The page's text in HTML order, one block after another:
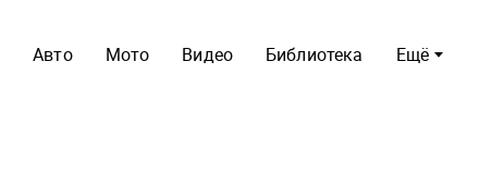
Ещё
Авто Мото Видео Библиотека